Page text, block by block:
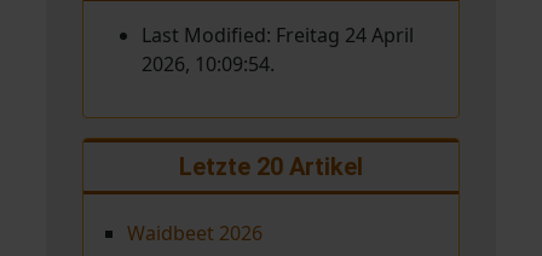
Last Modified: Freitag 24 April
2026, 10:09:54.
Letzte 20 Artikel
Waidbeet 2026